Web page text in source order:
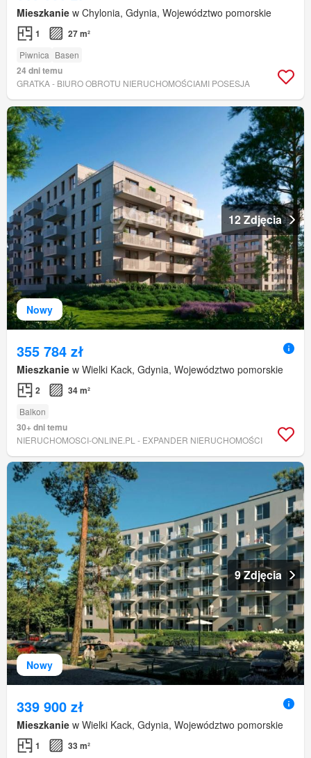
Mieszkanie w Chylonia, Gdynia, Województwo pomorskie
1 27 m²
Piwnica Basen
24 dni temu
GRATKA - BIURO OBROTU NIERUCHOMOŚCIAMI POSESJA
Nowy
12 Zdjęcia
355 784 zł
Mieszkanie w Wielki Kack, Gdynia, Województwo pomorskie
2 34 m²
Balkon
30+ dni temu
NIERUCHOMOSCI-ONLINE.PL - EXPANDER NIERUCHOMOŚCI
Nowy
9 Zdjęcia
339 900 zł
Mieszkanie w Wielki Kack, Gdynia, Województwo pomorskie
1 33 m²